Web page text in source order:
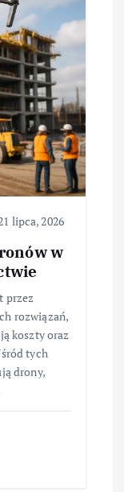
lipca, 2026
w
przez
rozwiązań,
koszty oraz
tych
drony,